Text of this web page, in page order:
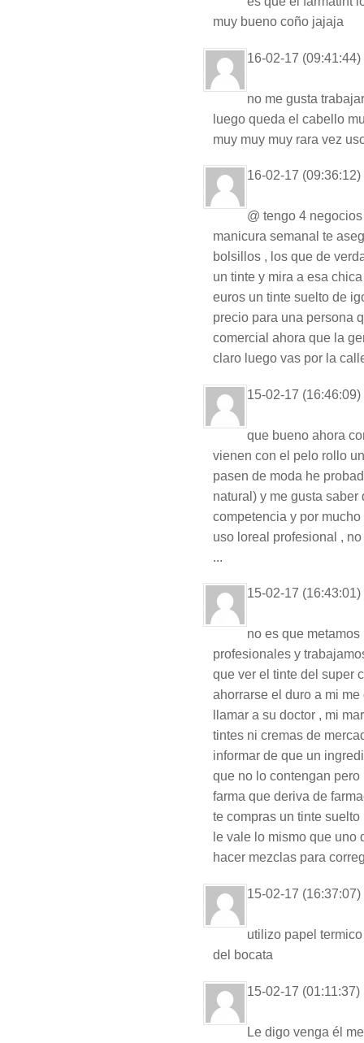
muy bueno coño jajaja
16-02-17 (09:41:44)
no me gusta
luego queda el cabello
muy muy muy rara vez
16-02-17 (09:36:12)
@ tengo 4
manicura semanal te
bolsillos , los que de
un tinte y mira a esa
euros un tinte suelto de
precio para una persona
comercial ahora que la
claro luego vas por la
15-02-17 (16:46:09)
que bueno ahora
vienen con el pelo rollo
pasen de moda he
natural) y me gusta
competencia y por
uso loreal profesional ,
...
15-02-17 (16:43:01)
no es que
profesionales y
que ver el tinte del super
ahorrarse el duro a mi
llamar a su doctor , mi
tintes ni cremas de
informar de que un
que no lo contengan
farma que deriva de
te compras un tinte
le vale lo mismo que uno
hacer mezclas para
15-02-17 (16:37:07)
utilizo papel
del bocata
15-02-17 (01:11:37)
Le digo venga él